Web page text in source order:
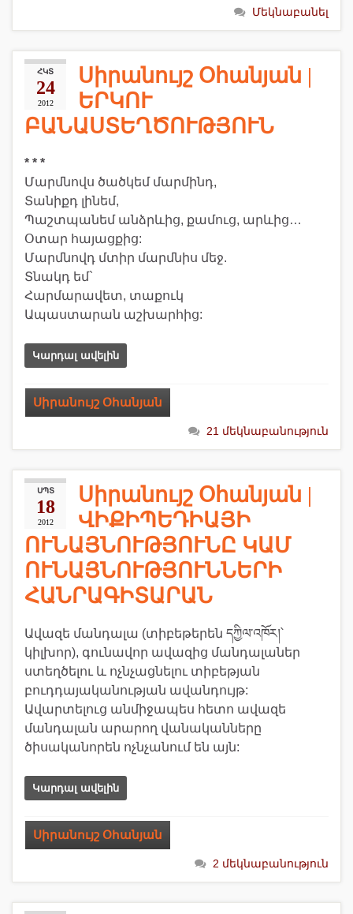
Մեկնաբանել
ՀԿՏ
24
2012
Սիրանույշ Օհանյան |
ԵՐԿՈՒ
ԲԱՆԱՍՏԵՂԾՈՒԹՅՈՒՆ
* * *
Մարմնովս ծածկեմ մարմինդ,
Տանիքդ լինեմ,
Պաշտպանեմ անձրևից, քամուց, արևից…
Օտար հայացքից:
Մարմնովդ մտիր մարմնիս մեջ.
Տնակդ եմ`
Հարմարավետ, տաքուկ
Ապաստարան աշխարհից:
Կարդալ ավելին
Սիրանույշ Օհանյան
21 մեկնաբանություն
ՍՊՏ
18
2012
Սիրանույշ Օհանյան |
ՎԻՔԻՊԵԴԻԱՅԻ
ՈՒՆԱՅՆՈՒԹՅՈՒՆԸ ԿԱՄ
ՈՒՆԱՅՆՈՒԹՅՈՒՆՆԵՐԻ
ՀԱՆՐԱԳԻՏԱՐԱՆ
Ավազե մանդալա (տիբեթերեն དཀྱིལ་འཁོར།՝
կիլխոր), գունավոր ավազից մանդալաներ
ստեղծելու և ոչնչացնելու տիբեթյան
բուդդայականության ավանդույթ:
Ավարտելուց անմիջապես հետո ավազե
մանդալան արարող վանականները
ծիսականորեն ոչնչանում են այն:
Կարդալ ավելին
Սիրանույշ Օհանյան
2 մեկնաբանություն